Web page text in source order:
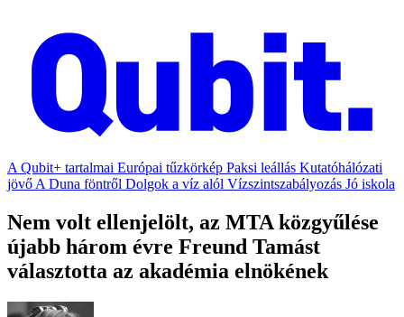
A Qubit+ tartalmai Európai tűzkörkép Paksi leállás Kutatóhálózati
jövő A Duna föntről Dolgok a víz alól Vízszintszabályozás Jó iskola
Nem volt ellenjelölt, az MTA közgyűlése
újabb három évre Freund Tamást
választotta az akadémia elnökének